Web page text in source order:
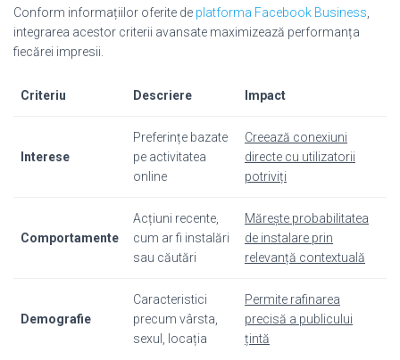
Conform informațiilor oferite de platforma Facebook Business,
integrarea acestor criterii avansate maximizează performanța
fiecărei impresii.
Criteriu Descriere Impact
Interese
Preferințe bazate
pe activitatea
online
Creează conexiuni
directe cu utilizatorii
potriviți
Comportamente
Acțiuni recente,
cum ar fi instalări
sau căutări
Mărește probabilitatea
de instalare prin
relevanță contextuală
Demografie
Caracteristici
precum vârsta,
sexul, locația
Permite rafinarea
precisă a publicului
țintă